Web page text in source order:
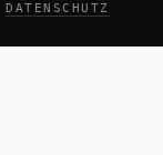
DATENSCHUTZ